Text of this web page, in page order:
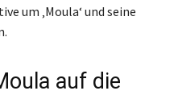
um ‚Moula‘ und seine
auf die